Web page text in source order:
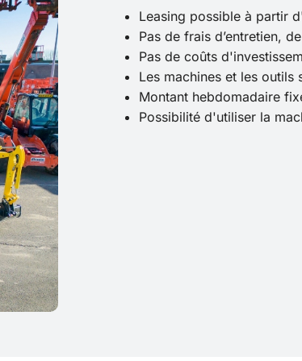
Leasing possible à partir
Pas de frais d’entretien,
Pas de coûts
Les machines et les
Montant hebdomadaire
Possibilité d'utiliser la